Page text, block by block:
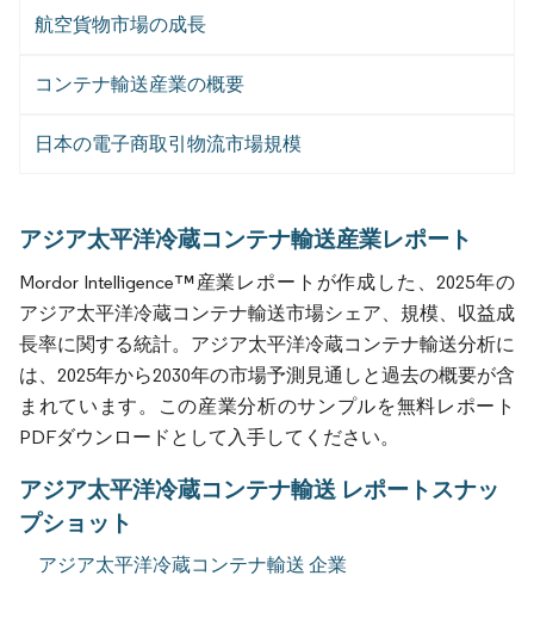
航空貨物市場の成長
コンテナ輸送産業の概要
日本の電子商取引物流市場規模
アジア太平洋冷蔵コンテナ輸送産業レポート
Mordor Intelligence™産業レポートが作成した、2025年の
アジア太平洋冷蔵コンテナ輸送市場シェア、規模、収益成
長率に関する統計。アジア太平洋冷蔵コンテナ輸送分析に
は、2025年から2030年の市場予測見通しと過去の概要が含
まれています。この産業分析のサンプルを無料レポート
PDFダウンロードとして入手してください。
アジア太平洋冷蔵コンテナ輸送 レポートスナッ
プショット
アジア太平洋冷蔵コンテナ輸送 企業